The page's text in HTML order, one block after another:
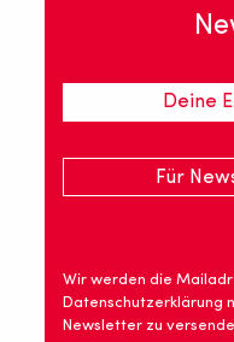
Wir werden die
Datenschutzerklärung
Newsletter zu